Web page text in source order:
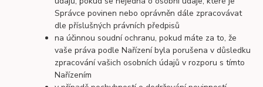
Správce povinen nebo oprávněn dále zpracovávat
dle příslušných právních předpisů
na účinnou soudní ochranu, pokud máte za to, že
vaše práva podle Nařízení byla porušena v důsledku
zpracování vašich osobních údajů v rozporu s tímto
Nařízením